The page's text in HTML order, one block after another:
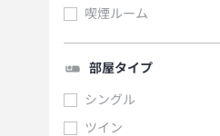
喫煙ルーム
部屋タイプ
シングル
ツイン